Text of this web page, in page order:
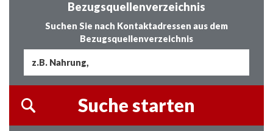
Bezugsquellenverzeichnis
Suchen Sie nach Kontaktadressen aus dem
Bezugsquellenverzeichnis